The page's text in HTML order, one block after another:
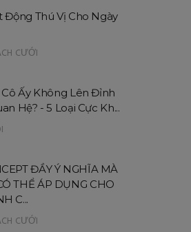
Động Thú Vị Cho Ngày
CƯỚI
Cô Ấy Không Lên Đỉnh
Hệ? - 5 Loại Cực Kh...
ĐẦY Ý NGHĨA MÀ
THỂ ÁP DỤNG CHO
C...
CƯỚI